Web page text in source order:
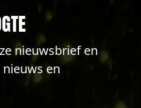
nieuwsbrief en
en